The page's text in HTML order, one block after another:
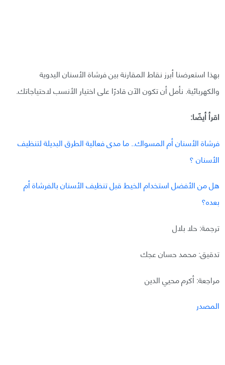
بهذا استعرضنا أبرز نقاط المقارنة بين فرشاة الأسنان اليدوية
والكهربائية. نأمل أن تكون الآن قادرًا على اختيار الأنسب لاحتياجاتك.
اقرأ أيضًا:
فرشاة الأسنان أم المسواك.. ما مدى فعالية الطرق البديلة لتنظيف
الأسنان ؟
هل من الأفضل استخدام الخيط قبل تنظيف الأسنان بالفرشاة أم
بعده؟
ترجمة: حلا بلال
تدقيق: محمد حسان عجك
مراجعة: أكرم محيي الدين
المصدر